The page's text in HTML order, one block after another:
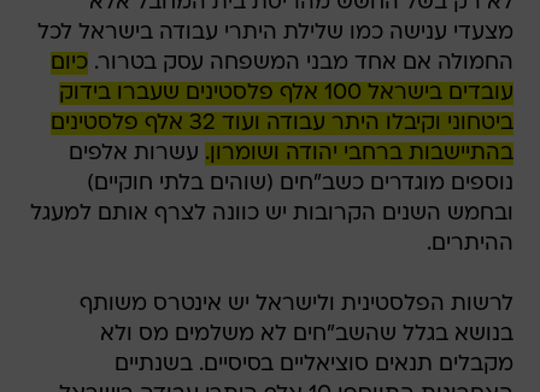
מצעדי ענישה כמו שלילת היתרי עבודה בישראל לכל
החמולה אם אחד מבני המשפחה עסק בטרור.כיום
עובדים בישראל 100 אלף פלסטינים שעברו בידוק
ביטחוני וקיבלו היתר עבודה ועוד 32 אלף פלסטינים
בהתיישבות ברחבי יהודה ושומרון. עשרות אלפים
נוספים מוגדרים כשב"חים (שוהים בלתי חוקיים)
ובחמש השנים הקרובות יש כוונה לצרף אותם למעגל
ההיתרים.
לרשות הפלסטינית ולישראל יש אינטרס משותף
בנושא בגלל שהשב"חים לא משלמים מס ולא
מקבלים תנאים סוציאליים בסיסיים. בשנתיים